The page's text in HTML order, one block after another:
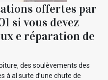
offertes par
si vous devez
e réparation de
des soulèvements des
à al suite d’une chute de